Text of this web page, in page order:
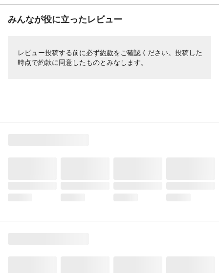
みんなが役に立ったレビュー
レビュー投稿する前に必ず約款をご確認ください。投稿した
時点で約款に同意したものとみなします。